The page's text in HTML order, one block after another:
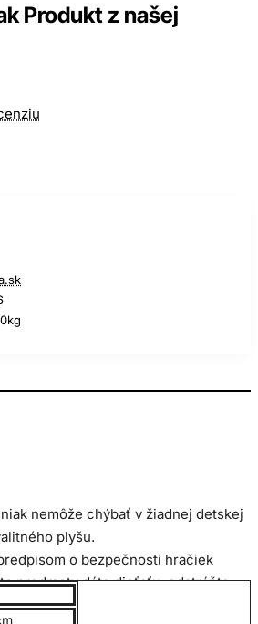
Produkt z našej
nemôže chýbať v žiadnej detskej
plyšu.
o bezpečnosti hračiek
predmety dáte dieťaťu, odstráňte
ich uzávery